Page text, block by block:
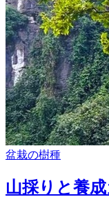
盆栽の樹種
山採りと養